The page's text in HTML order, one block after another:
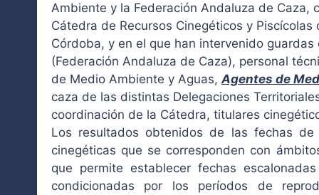
Ambiente y la Federación Andaluza de Caza,
Cátedra de Recursos Cinegéticos y
Córdoba, y en el que han intervenido
(Federación Andaluza de Caza), personal
de Medio Ambiente y Aguas,Agentes de
caza de las distintas Delegaciones
coordinación de la Cátedra, titulares
Los resultados obtenidos de las fechas
cinegéticas que se corresponden con
que permite establecer fechas
condicionadas por los períodos de